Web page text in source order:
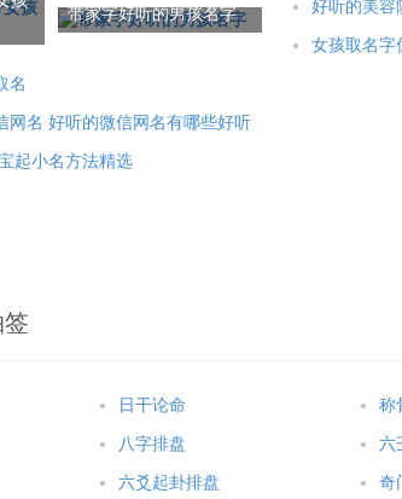
带家字好听的男孩名字 好听的美容
女孩取名字
名
网名 好听的微信网名有哪些好听
起小名方法精选
日干论命 称
八字排盘 六
六爻起卦排盘 奇